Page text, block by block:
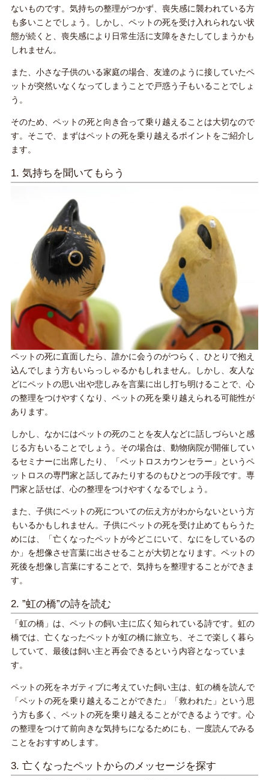
ないものです。気持ちの整理がつかず、喪失感に襲われている方
も多いことでしょう。しかし、ペットの死を受け入れられない状
態が続くと、喪失感により日常生活に支障をきたしてしまうかも
しれません。
また、小さな子供のいる家庭の場合、友達のように接していたペ
ットが突然いなくなってしまうことで戸惑う子もいることでしょ
う。
そのため、ペットの死と向き合って乗り越えることは大切なので
す。そこで、まずはペットの死を乗り越えるポイントをご紹介し
ます。
1. 気持ちを聞いてもらう
ペットの死に直面したら、誰かに会うのがつらく、ひとりで抱え
込んでしまう方もいらっしゃるかもしれません。しかし、友人な
どにペットの思い出や悲しみを言葉に出し打ち明けることで、心
の整理をつけやすくなり、ペットの死を乗り越えられる可能性が
あります。
しかし、なかにはペットの死のことを友人などに話しづらいと感
じる方もいることでしょう。その場合は、動物病院が開催してい
るセミナーに出席したり、「ペットロスカウンセラー」というペ
ットロスの専門家と話してみたりするのもひとつの手段です。専
門家と話せば、心の整理をつけやすくなるでしょう。
また、子供にペットの死についての伝え方がわからないという方
もいるかもしれません。子供にペットの死を受け止めてもらうた
めには、「亡くなったペットが今どこにいて、なにをしているの
か」を想像させ言葉に出させることが大切となります。ペットの
死後を想像し言葉にすることで、気持ちを整理することができま
す。
2. ”虹の橋”の詩を読む
「虹の橋」は、ペットの飼い主に広く知られている詩です。虹の
橋では、亡くなったペットが虹の橋に旅立ち、そこで楽しく暮ら
していて、最後は飼い主と再会できるという内容となっていま
す。
ペットの死をネガティブに考えていた飼い主は、虹の橋を読んで
「ペットの死を乗り越えることができた」「救われた」という思
う方も多く、ペットの死を乗り越えることができるようです。心
の整理をつけて前向きな気持ちになるためにも、一度読んでみる
ことをおすすめします。
3. 亡くなったペットからのメッセージを探す